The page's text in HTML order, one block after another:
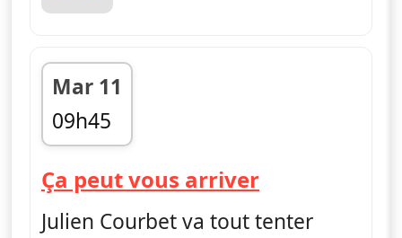
Mar 11
09h45
fin 11h30
Ça peut vous arriver— Ça peut
Julien Courbet va tout tenter